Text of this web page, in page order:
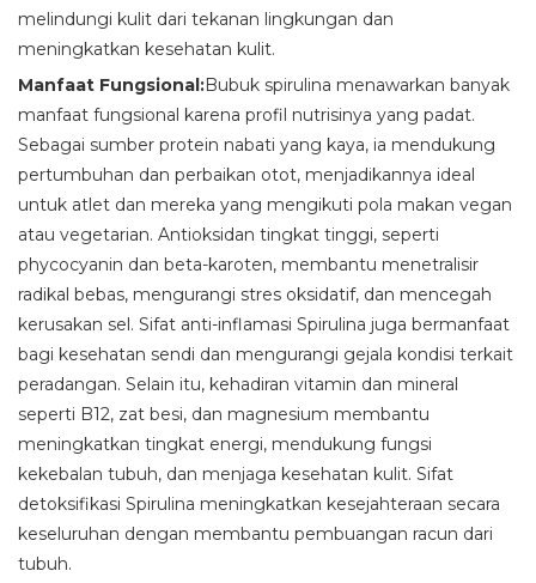
melindungi kulit dari tekanan lingkungan dan
meningkatkan kesehatan kulit.
Manfaat Fungsional:Bubuk spirulina menawarkan banyak
manfaat fungsional karena profil nutrisinya yang padat.
Sebagai sumber protein nabati yang kaya, ia mendukung
pertumbuhan dan perbaikan otot, menjadikannya ideal
untuk atlet dan mereka yang mengikuti pola makan vegan
atau vegetarian. Antioksidan tingkat tinggi, seperti
phycocyanin dan beta-karoten, membantu menetralisir
radikal bebas, mengurangi stres oksidatif, dan mencegah
kerusakan sel. Sifat anti-inflamasi Spirulina juga bermanfaat
bagi kesehatan sendi dan mengurangi gejala kondisi terkait
peradangan. Selain itu, kehadiran vitamin dan mineral
seperti B12, zat besi, dan magnesium membantu
meningkatkan tingkat energi, mendukung fungsi
kekebalan tubuh, dan menjaga kesehatan kulit. Sifat
detoksifikasi Spirulina meningkatkan kesejahteraan secara
keseluruhan dengan membantu pembuangan racun dari
tubuh.